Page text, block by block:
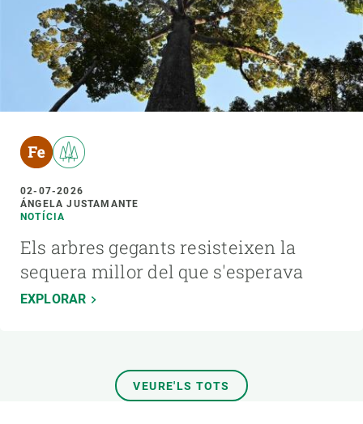
02-07-2026
ÁNGELA JUSTAMANTE
NOTÍCIA
Els arbres gegants resisteixen la
sequera millor del que s'esperava
EXPLORAR
VEURE'LS TOTS